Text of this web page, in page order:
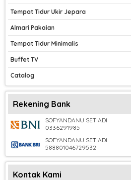
Tempat Tidur Ukir Jepara
Almari Pakaian
Tempat Tidur Minimalis
Buffet TV
Catalog
Rekening Bank
SOFYANDANU SETIADI
0336291985
SOFYANDANU SETIADI
588801046729532
Kontak Kami